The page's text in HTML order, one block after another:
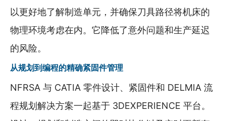
以更好地了解制造单元，并确保刀具路径将机床的
物理环境考虑在内。它降低了意外问题和生产延迟
的风险。
从规划到编程的精确紧固件管理
NFRSA 与 CATIA 零件设计、紧固件和 DELMIA 流
程规划解决方案一起基于 3DEXPERIENCE 平台。